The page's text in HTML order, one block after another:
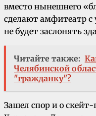
вместо нынешнего
сделают амфитеатр
не будет заслонять
Читайте также:
Челябинской
"гражданку"?
Зашел спор и о